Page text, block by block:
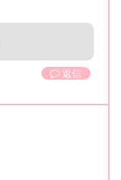
返信